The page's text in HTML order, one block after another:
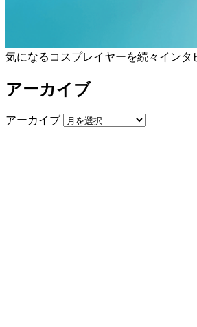
気になるコスプレイヤーを続々インタ
アーカイブ
アーカイブ